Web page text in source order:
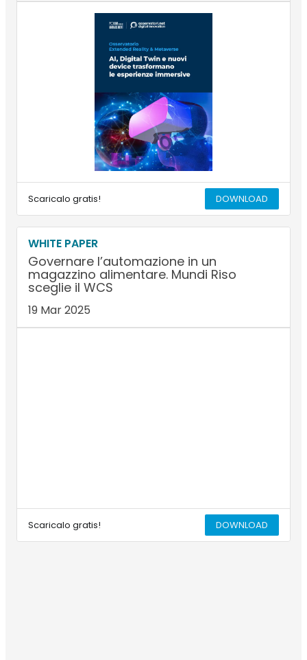
Scaricalo gratis! DOWNLOAD
WHITE PAPER
Governare l’automazione in un
magazzino alimentare. Mundi Riso
sceglie il WCS
19 Mar 2025
Scaricalo gratis! DOWNLOAD